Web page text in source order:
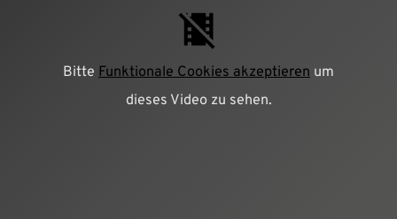
Bitte Funktionale Cookies akzeptieren um
dieses Video zu sehen.